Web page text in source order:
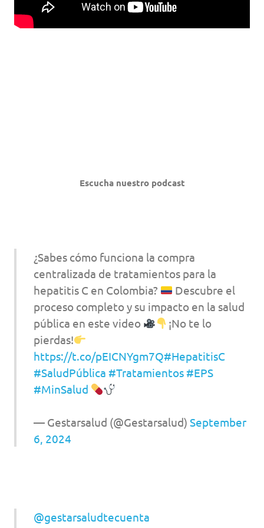
Escucha nuestro podcast
¿Sabes cómo funciona la compra
centralizada de tratamientos para la
hepatitis C en Colombia?
Descubre el
proceso completo y su impacto en la salud
pública en este video
¡No te lo
pierdas!
https://t.co/pEICNYgm7Q#HepatitisC
#SaludPública #Tratamientos #EPS
#MinSalud
— Gestarsalud (@Gestarsalud) September
6, 2024
@gestarsaludtecuenta